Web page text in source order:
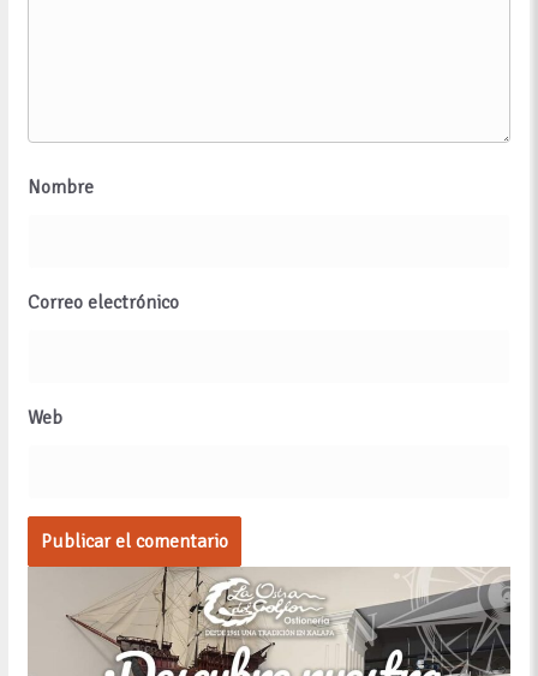
Nombre
Correo electrónico
Web